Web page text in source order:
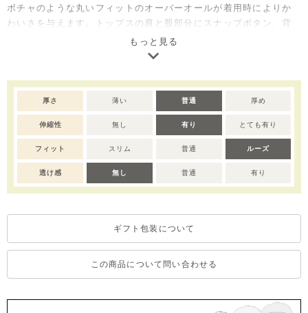
ボチャのような丸いフィットのオーバーオールが着用時によりか
わいさを与えます。トップスの肩と股部分にスナップボタン、背
中はファスナーで脱着が簡単。内側にファスナーガードを付け、
肌への刺激を防止しています。帽子(M253CAI01P)、バッグ
注意）サイズによって仕様が変わりますので予めご了承くださ
80-100→股下ボタンあり
110-120→股下ボタンなし
もっと見る
厚さ 薄い 普通 厚め
伸縮性 無し 有り とても有り
フィット スリム 普通 ルーズ
透け感 無し 普通 有り
ギフト包装について
この商品について問い合わせる